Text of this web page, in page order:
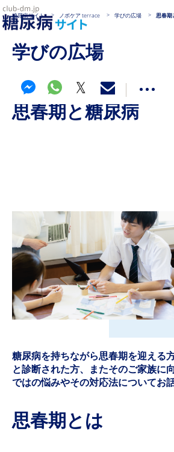
糖尿病サイト ノボケア terrace 学びの広場 思春期
学びの広場
思春期と糖尿病
糖尿病を持ちながら思春期を迎える
と診断された方、またそのご家族に
ではの悩みやその対応法についてお
思春期とは